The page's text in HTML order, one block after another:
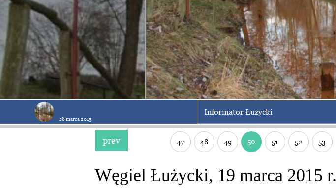
28 marca 2015
Informator Łuzycki
prev 47 48 49 50 51 52 53
Węgiel Łużycki, 19 marca 2015 r.